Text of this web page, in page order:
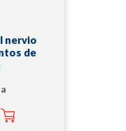
nervio
de